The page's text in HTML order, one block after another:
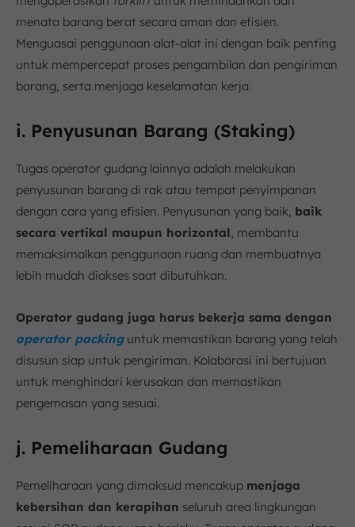
menata barang berat secara aman dan efisien.
Menguasai penggunaan alat-alat ini dengan baik penting
untuk mempercepat proses pengambilan dan pengiriman
barang, serta menjaga keselamatan kerja.
i. Penyusunan Barang (Staking)
Tugas operator gudang lainnya adalah melakukan
penyusunan barang di rak atau tempat penyimpanan
dengan cara yang efisien. Penyusunan yang baik, baik
secara vertikal maupun horizontal, membantu
memaksimalkan penggunaan ruang dan membuatnya
lebih mudah diakses saat dibutuhkan.
Operator gudang juga harus bekerja sama dengan
operator packinguntuk memastikan barang yang telah
disusun siap untuk pengiriman. Kolaborasi ini bertujuan
untuk menghindari kerusakan dan memastikan
pengemasan yang sesuai.
j. Pemeliharaan Gudang
Pemeliharaan yang dimaksud mencakup menjaga
kebersihan dan kerapihan seluruh area lingkungan